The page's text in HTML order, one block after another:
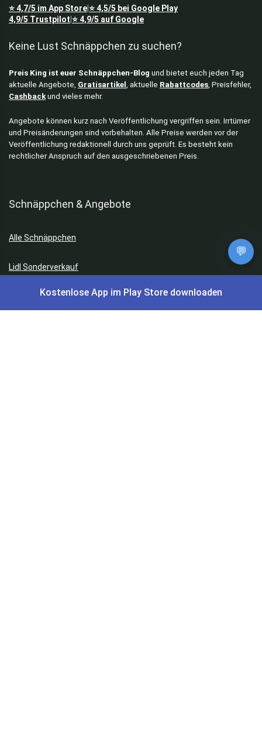
⭐4,7/5 im App Store⭐4,5/5 bei Google Play
4,9/5 Trustpilot ⭐4,9/5 auf Google
Keine Lust Schnäppchen zu suchen?
Preis King ist euer Schnäppchen-Blog und bietet euch jeden Tag
aktuelle Angebote, Gratisartikel , aktuelle Rabattcodes , Preisfehler,
Cashback und vieles mehr.
Angebote können kurz nach Veröffentlichung vergriffen sein. Irrtümer
und Preisänderungen sind vorbehalten. Alle Preise werden vor der
Veröffentlichung redaktionell durch uns geprüft. Es besteht kein
rechtlicher Anspruch auf den ausgeschriebenen Preis.
Schnäppchen & Angebote
Alle Schnäppchen
Lidl Sonderverkauf
Amazon Spar-Abo
💬
Kostenlose App im Play Store downloaden